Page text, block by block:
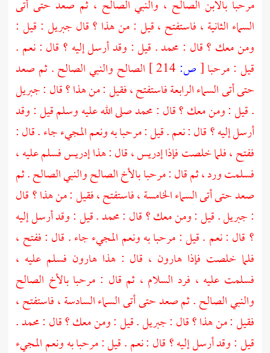
مرحبا بالابن الصالح ، والنبي الصالح ، ثم صعد حتى أتى
السماء الثانية ، فاستفتح ، قيل : من هذا ؟ قال جبريل : قيل :
ومن معك ؟ قال : محمد. قيل : وقد أرسل إليه ؟ قال : نعم .
قيل : مرحبا[ص:
الصالح والنبي الصالح . ثم صعد
حتى أتى السماء الرابعة فاستفتح ، فقيل : من هذا ؟ قال :جبريل
. قيل : ومن معك ؟ قال :محمدصلى الله عليه وسلم قيل : وقد
أرسل إليه ؟ قال : نعم . قيل : مرحبا به ونعم المجيء جاء . قال :
ففتح ، فلما خلصت فإذاإدريس ،قال : هذاإدريسفسلم عليه ،
فسلمت ورد ، ثم قال : مرحبا بالأخ الصالح والنبي الصالح . ثم
صعد حتى أتى السماء الخامسة ، فاستفتح ، فقيل : من هذا ؟ قال
:جبريل. قيل : ومن معك ؟ قال :محمد. قيل : وقد أرسل إليه
؟ قال : نعم . قيل : مرحبا به ونعم المجيء جاء . قال : ففتح ،
فلما خلصت فإذا هارون ، قال : هذاهارون فسلم عليه ،
فسلمت عليه ، فرد السلام ، ثم قال : مرحبا بالأخ الصالح
والنبي الصالح . ثم صعد حتى أتى السماء السادسة ، فاستفتح ،
فقيل : من هذا ؟ قال :جبريل. قيل : ومن معك ؟ قال :محمد.
قيل : وقد أرسل إليه ؟ قال : نعم . قيل : مرحبا به ونعم المجيء